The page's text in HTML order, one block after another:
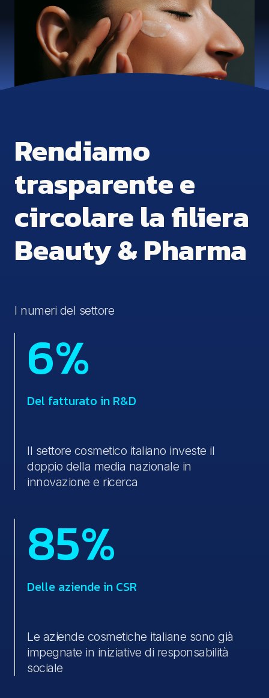
Rendiamo
trasparente e
circolare la filiera
Beauty & Pharma
I numeri del settore
6%
Del fatturato in R&D
Il settore cosmetico italiano investe il
doppio della media nazionale in
innovazione e ricerca
85%
Delle aziende in CSR
Le aziende cosmetiche italiane sono già
impegnate in iniziative di responsabilità
sociale